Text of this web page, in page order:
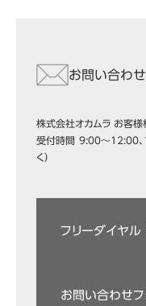
お問い合わ
株式会社オカムラ お客様
受付時間 9:00～12:00、
く）
フリーダイヤ
お問い合わせフ